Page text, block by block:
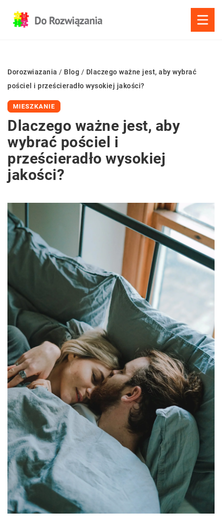
Dorozwiazania / Blog / Dlaczego ważne jest, aby wybrać
pościel i prześcieradło wysokiej jakości?
MIESZKANIE
Dlaczego ważne jest, aby
wybrać pościel i
prześcieradło wysokiej
jakości?